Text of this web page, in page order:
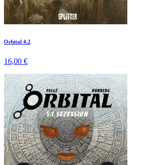
Orbital 4.2
16,00 €